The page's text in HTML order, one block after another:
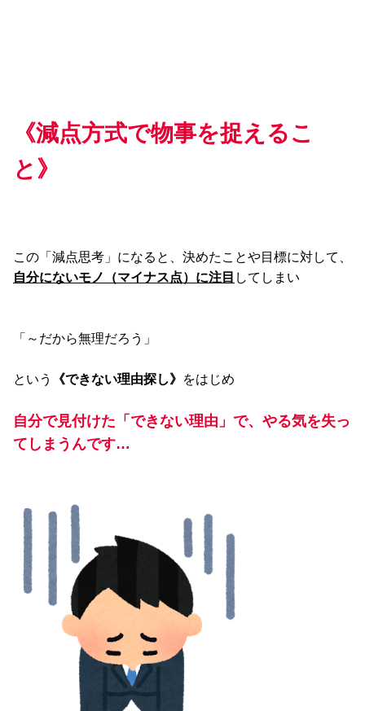
《減点方式で物事を捉えるこ
と 》
この「減点思考」になると、決めたことや目標に対して、
自分にないモノ（マイナス点）に注目 してしまい
「～だから無理だろう」
という 《できない理由探し》 をはじめ
自分で見付けた「できない理由」で、やる気を失っ
てしまうんです…